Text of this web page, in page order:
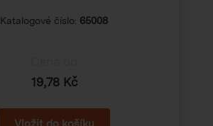
Katalogové číslo: 65008
19,78 Kč